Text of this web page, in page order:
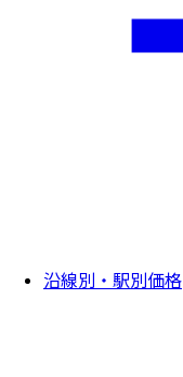
沿線別・駅別価格